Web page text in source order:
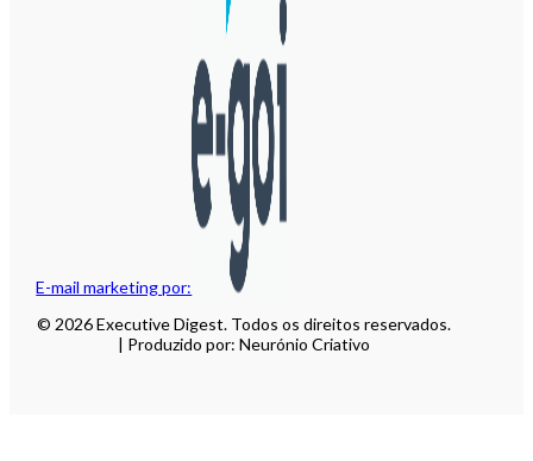
E-mail marketing por:
© 2026 Executive Digest. Todos os direitos reservados.
| Produzido por: Neurónio Criativo